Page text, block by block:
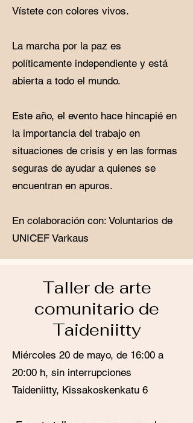
Vístete con colores vivos.
La marcha por la paz es
políticamente independiente y está
abierta a todo el mundo.
Este año, el evento hace hincapié en
la importancia del trabajo en
situaciones de crisis y en las formas
seguras de ayudar a quienes se
encuentran en apuros.
En colaboración con: Voluntarios de
UNICEF Varkaus
Taller de arte
comunitario de
Taideniitty
Miércoles 20 de mayo, de 16:00 a
20:00 h, sin interrupciones
Taideniitty, Kissakoskenkatu 6